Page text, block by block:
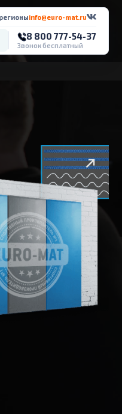
info@euro-mat.ru
8 800 777-54-37
Звонок бесплатный